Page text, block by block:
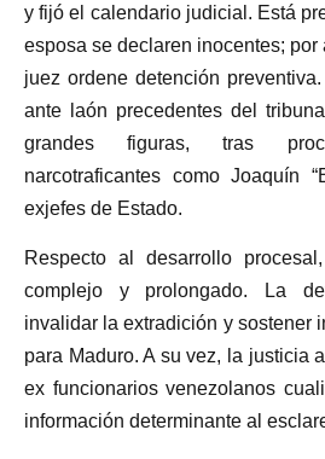
y fijó el calendario judicial. Está
esposa se declaren inocentes; por
juez ordene detención
ante laón precedentes del
grandes figuras, tras
narcotraficantes como Joaquín
exjefes de Estado.
Respecto al desarrollo
complejo y prolongado. La
invalidar la extradición y sostener
para Maduro. A su vez, la justicia
ex funcionarios venezolanos
información determinante al